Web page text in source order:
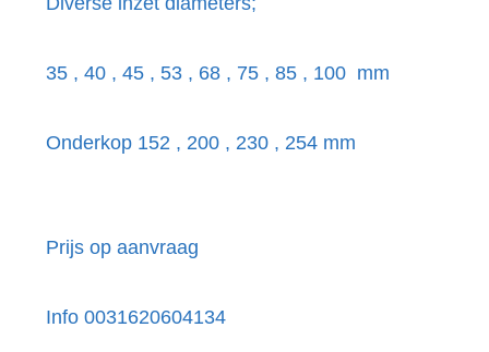
35 , 40 , 45 , 53 , 68 , 75 , 85 , 100 mm
Onderkop 152 , 200 , 230 , 254 mm
Prijs op aanvraag
Info 0031620604134